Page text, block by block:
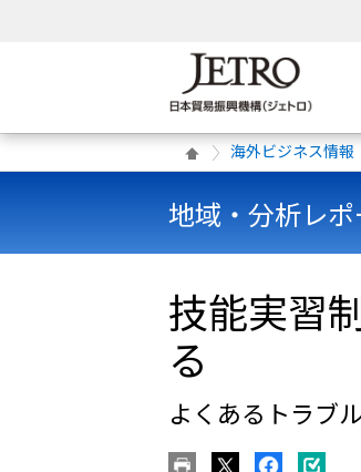
海外ビジネス情報
地域・分析レポ
技能実習
る
よくあるトラブ